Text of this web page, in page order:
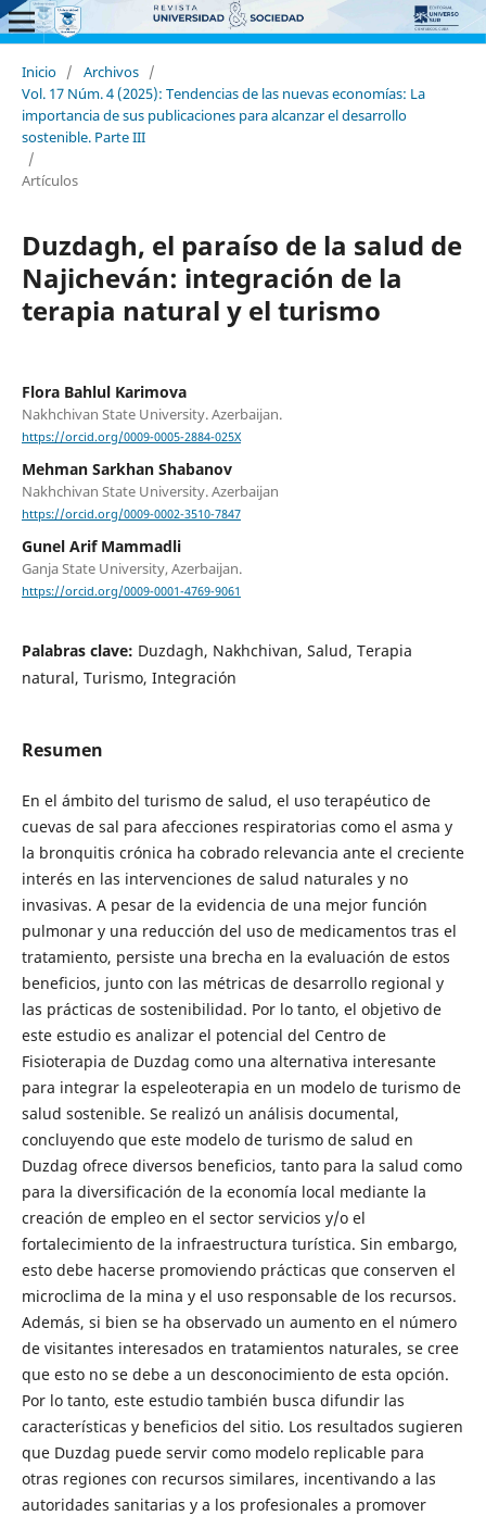
Inicio / Archivos /
Vol. 17 Núm. 4 (2025): Tendencias de las nuevas economías: La
importancia de sus publicaciones para alcanzar el desarrollo
sostenible. Parte III
/
Artículos
Duzdagh, el paraíso de la salud de
Najicheván: integración de la
terapia natural y el turismo
Flora Bahlul Karimova
Nakhchivan State University. Azerbaijan.
https://orcid.org/0009-0005-2884-025X
Mehman Sarkhan Shabanov
Nakhchivan State University. Azerbaijan
https://orcid.org/0009-0002-3510-7847
Gunel Arif Mammadli
Ganja State University, Azerbaijan.
https://orcid.org/0009-0001-4769-9061
Palabras clave: Duzdagh, Nakhchivan, Salud, Terapia
natural, Turismo, Integración
Resumen
En el ámbito del turismo de salud, el uso terapéutico de
cuevas de sal para afecciones respiratorias como el asma y
la bronquitis crónica ha cobrado relevancia ante el creciente
interés en las intervenciones de salud naturales y no
invasivas. A pesar de la evidencia de una mejor función
pulmonar y una reducción del uso de medicamentos tras el
tratamiento, persiste una brecha en la evaluación de estos
beneficios, junto con las métricas de desarrollo regional y
las prácticas de sostenibilidad. Por lo tanto, el objetivo de
este estudio es analizar el potencial del Centro de
Fisioterapia de Duzdag como una alternativa interesante
para integrar la espeleoterapia en un modelo de turismo de
salud sostenible. Se realizó un análisis documental,
concluyendo que este modelo de turismo de salud en
Duzdag ofrece diversos beneficios, tanto para la salud como
para la diversificación de la economía local mediante la
creación de empleo en el sector servicios y/o el
fortalecimiento de la infraestructura turística. Sin embargo,
esto debe hacerse promoviendo prácticas que conserven el
microclima de la mina y el uso responsable de los recursos.
Además, si bien se ha observado un aumento en el número
de visitantes interesados en tratamientos naturales, se cree
que esto no se debe a un desconocimiento de esta opción.
Por lo tanto, este estudio también busca difundir las
características y beneficios del sitio. Los resultados sugieren
que Duzdag puede servir como modelo replicable para
otras regiones con recursos similares, incentivando a las
autoridades sanitarias y a los profesionales a promover